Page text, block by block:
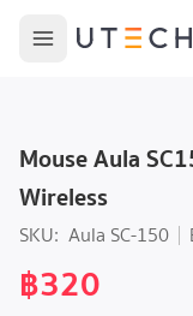
Mouse Aula
Wireless
SKU: Aula SC-150
฿320